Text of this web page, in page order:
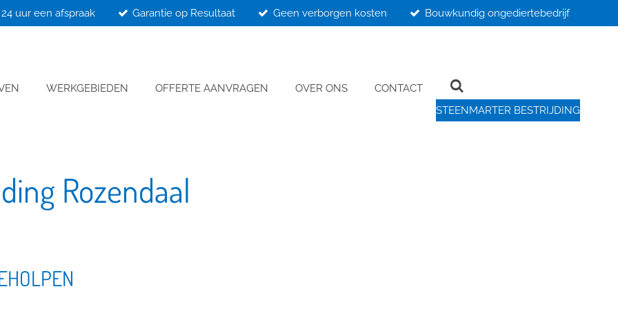
uur een afspraak Garantie op Resultaat Geen verborgen kosten Bouwkundig ongediertebedrijf
WERKGEBIEDEN OFFERTE AANVRAGEN OVER ONS
CONTACT
STEENMARTER BESTRIJDING
Rozendaal